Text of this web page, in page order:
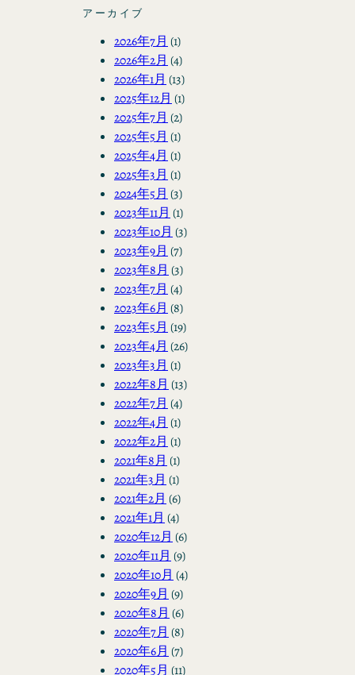
アーカイブ
2026年7月 (1)
2026年2月 (4)
2026年1月 (13)
2025年12月 (1)
2025年7月 (2)
2025年5月 (1)
2025年4月 (1)
2025年3月 (1)
2024年5月 (3)
2023年11月 (1)
2023年10月 (3)
2023年9月 (7)
2023年8月 (3)
2023年7月 (4)
2023年6月 (8)
2023年5月 (19)
2023年4月 (26)
2023年3月 (1)
2022年8月 (13)
2022年7月 (4)
2022年4月 (1)
2022年2月 (1)
2021年8月 (1)
2021年3月 (1)
2021年2月 (6)
2021年1月 (4)
2020年12月 (6)
2020年11月 (9)
2020年10月 (4)
2020年9月 (9)
2020年8月 (6)
2020年7月 (8)
2020年6月 (7)
2020年5月 (11)